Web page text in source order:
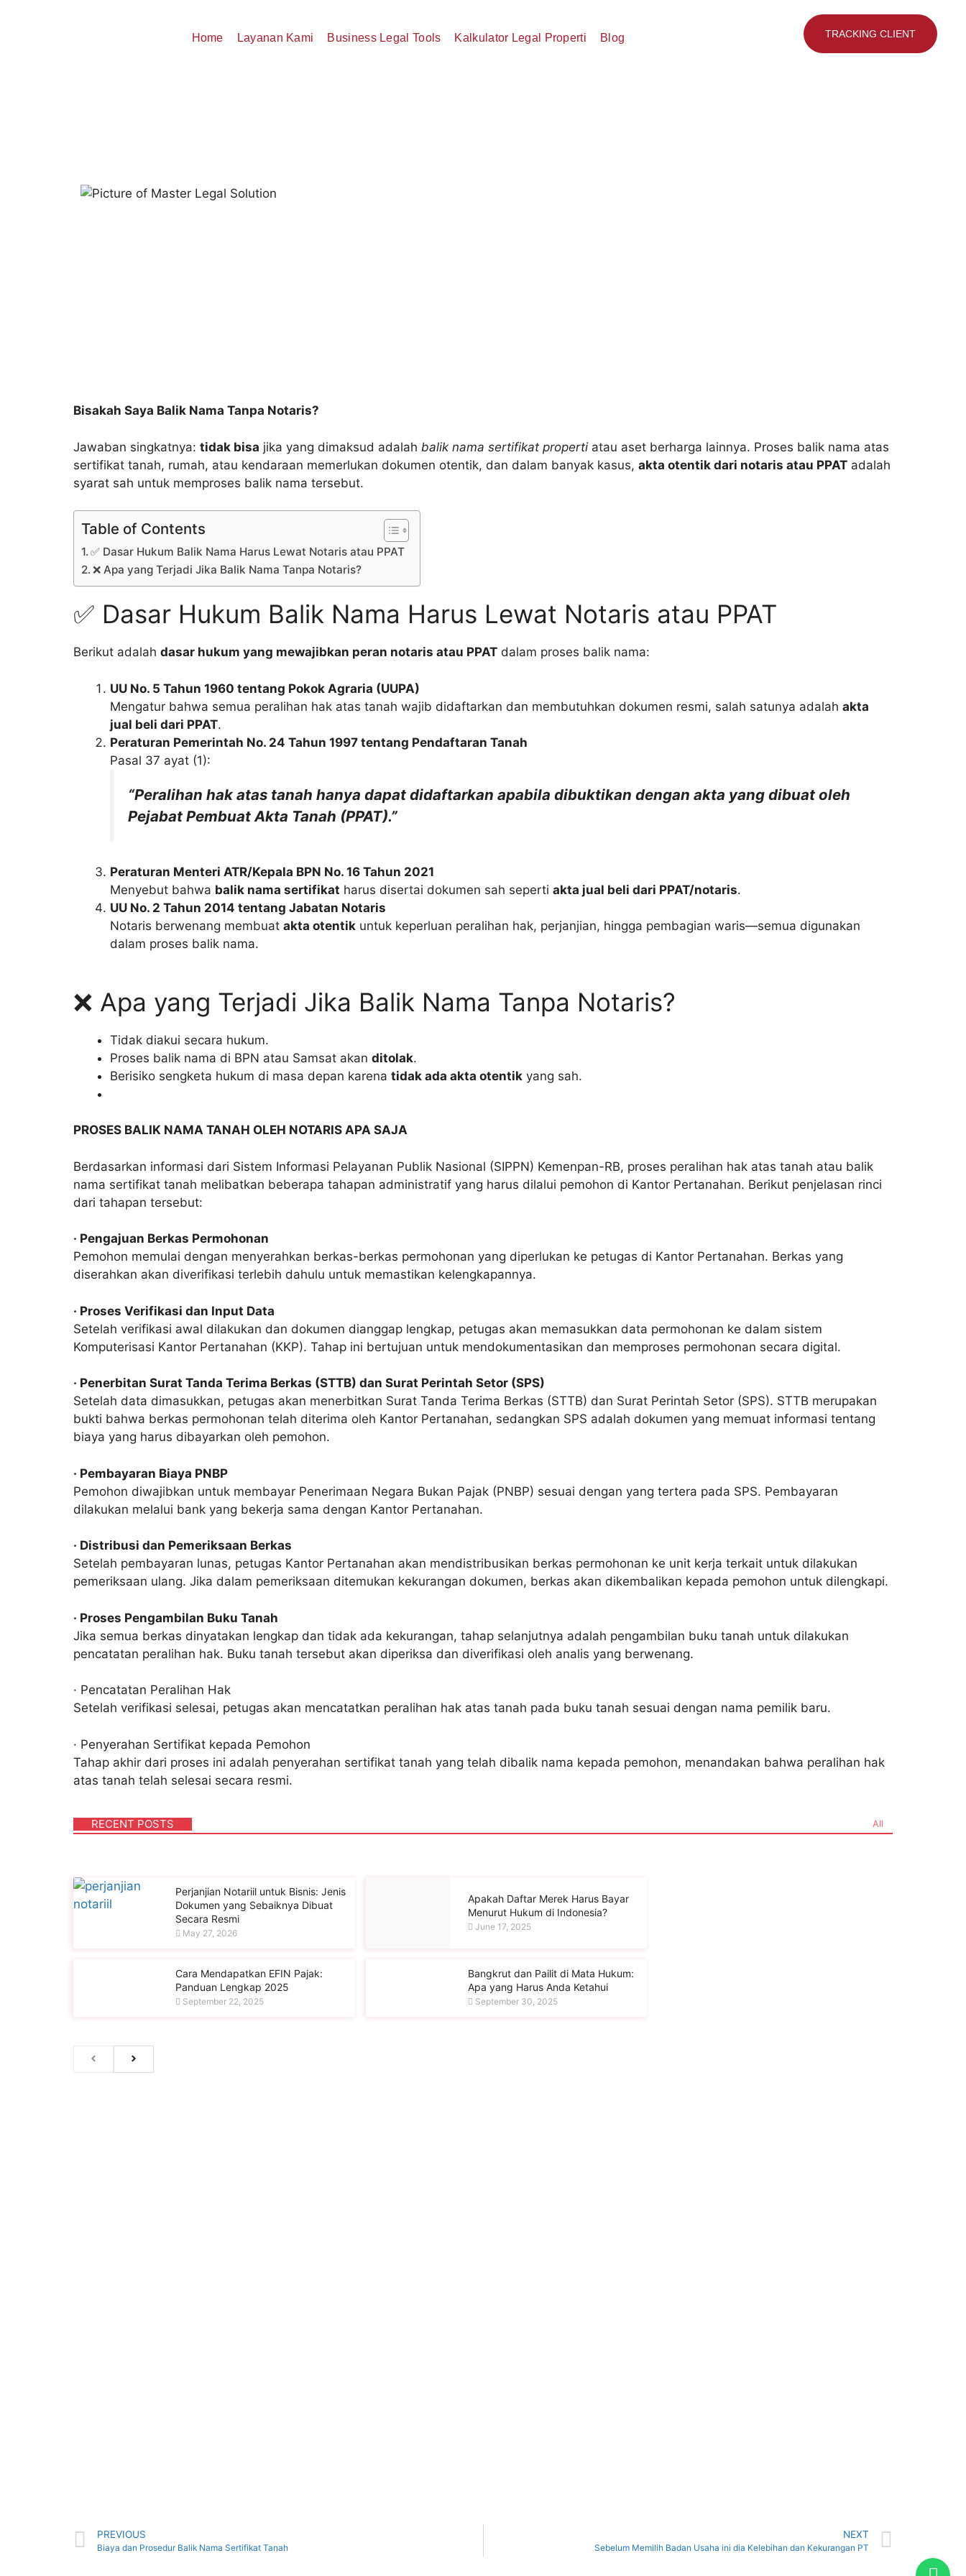
Home Layanan Kami Business Legal Tools Kalkulator Legal Properti Blog TRACKING CLIENT
Bisakah Saya Balik Nama Tanpa Notaris?
Jawaban singkatnya: tidak bisa jika yang dimaksud adalah balik nama sertifikat properti atau aset berharga lainnya. Proses balik nama atas
sertifikat tanah, rumah, atau kendaraan memerlukan dokumen otentik, dan dalam banyak kasus, akta otentik dari notaris atau PPAT adalah
syarat sah untuk memproses balik nama tersebut.
Table of Contents
✅ Dasar Hukum Balik Nama Harus Lewat Notaris atau PPAT
❌ Apa yang Terjadi Jika Balik Nama Tanpa Notaris?
✅ Dasar Hukum Balik Nama Harus Lewat Notaris atau PPAT
Berikut adalah dasar hukum yang mewajibkan peran notaris atau PPAT dalam proses balik nama:
UU No. 5 Tahun 1960 tentang Pokok Agraria (UUPA)
Mengatur bahwa semua peralihan hak atas tanah wajib didaftarkan dan membutuhkan dokumen resmi, salah satunya adalah akta
jual beli dari PPAT.
Peraturan Pemerintah No. 24 Tahun 1997 tentang Pendaftaran Tanah
Pasal 37 ayat (1):
“Peralihan hak atas tanah hanya dapat didaftarkan apabila dibuktikan dengan akta yang dibuat oleh
Pejabat Pembuat Akta Tanah (PPAT).”
Peraturan Menteri ATR/Kepala BPN No. 16 Tahun 2021
Menyebut bahwa balik nama sertifikat harus disertai dokumen sah seperti akta jual beli dari PPAT/notaris.
UU No. 2 Tahun 2014 tentang Jabatan Notaris
Notaris berwenang membuat akta otentik untuk keperluan peralihan hak, perjanjian, hingga pembagian waris—semua digunakan
dalam proses balik nama.
❌ Apa yang Terjadi Jika Balik Nama Tanpa Notaris?
Tidak diakui secara hukum.
Proses balik nama di BPN atau Samsat akan ditolak.
Berisiko sengketa hukum di masa depan karena tidak ada akta otentik yang sah.
PROSES BALIK NAMA TANAH OLEH NOTARIS APA SAJA
Berdasarkan informasi dari Sistem Informasi Pelayanan Publik Nasional (SIPPN) Kemenpan-RB, proses peralihan hak atas tanah atau balik
nama sertifikat tanah melibatkan beberapa tahapan administratif yang harus dilalui pemohon di Kantor Pertanahan. Berikut penjelasan rinci
dari tahapan tersebut:
· Pengajuan Berkas Permohonan
Pemohon memulai dengan menyerahkan berkas-berkas permohonan yang diperlukan ke petugas di Kantor Pertanahan. Berkas yang
diserahkan akan diverifikasi terlebih dahulu untuk memastikan kelengkapannya.
· Proses Verifikasi dan Input Data
Setelah verifikasi awal dilakukan dan dokumen dianggap lengkap, petugas akan memasukkan data permohonan ke dalam sistem
Komputerisasi Kantor Pertanahan (KKP). Tahap ini bertujuan untuk mendokumentasikan dan memproses permohonan secara digital.
· Penerbitan Surat Tanda Terima Berkas (STTB) dan Surat Perintah Setor (SPS)
Setelah data dimasukkan, petugas akan menerbitkan Surat Tanda Terima Berkas (STTB) dan Surat Perintah Setor (SPS). STTB merupakan
bukti bahwa berkas permohonan telah diterima oleh Kantor Pertanahan, sedangkan SPS adalah dokumen yang memuat informasi tentang
biaya yang harus dibayarkan oleh pemohon.
· Pembayaran Biaya PNBP
Pemohon diwajibkan untuk membayar Penerimaan Negara Bukan Pajak (PNBP) sesuai dengan yang tertera pada SPS. Pembayaran
dilakukan melalui bank yang bekerja sama dengan Kantor Pertanahan.
· Distribusi dan Pemeriksaan Berkas
Setelah pembayaran lunas, petugas Kantor Pertanahan akan mendistribusikan berkas permohonan ke unit kerja terkait untuk dilakukan
pemeriksaan ulang. Jika dalam pemeriksaan ditemukan kekurangan dokumen, berkas akan dikembalikan kepada pemohon untuk dilengkapi.
· Proses Pengambilan Buku Tanah
Jika semua berkas dinyatakan lengkap dan tidak ada kekurangan, tahap selanjutnya adalah pengambilan buku tanah untuk dilakukan
pencatatan peralihan hak. Buku tanah tersebut akan diperiksa dan diverifikasi oleh analis yang berwenang.
· Pencatatan Peralihan Hak
Setelah verifikasi selesai, petugas akan mencatatkan peralihan hak atas tanah pada buku tanah sesuai dengan nama pemilik baru.
· Penyerahan Sertifikat kepada Pemohon
Tahap akhir dari proses ini adalah penyerahan sertifikat tanah yang telah dibalik nama kepada pemohon, menandakan bahwa peralihan hak
atas tanah telah selesai secara resmi.
RECENT POSTS All
Perjanjian Notariil untuk Bisnis: Jenis
Dokumen yang Sebaiknya Dibuat
Secara Resmi
May 27, 2026
Apakah Daftar Merek Harus Bayar
Menurut Hukum di Indonesia?
June 17, 2025
Cara Mendapatkan EFIN Pajak:
Panduan Lengkap 2025
September 22, 2025
Bangkrut dan Pailit di Mata Hukum:
Apa yang Harus Anda Ketahui
September 30, 2025
PREVIOUS
Biaya dan Prosedur Balik Nama Sertifikat Tanah
NEXT
Sebelum Memilih Badan Usaha ini dia Kelebihan dan Kekurangan PT